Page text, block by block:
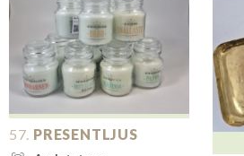
57. PRESENTLJUS